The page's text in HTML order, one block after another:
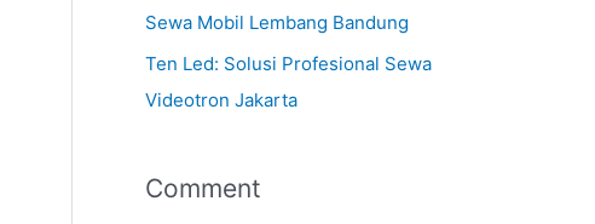
Sewa Mobil Lembang Bandung
Ten Led: Solusi Profesional Sewa
Videotron Jakarta
Comment